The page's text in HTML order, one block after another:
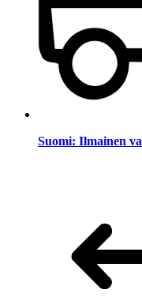
Suomi: Ilmainen